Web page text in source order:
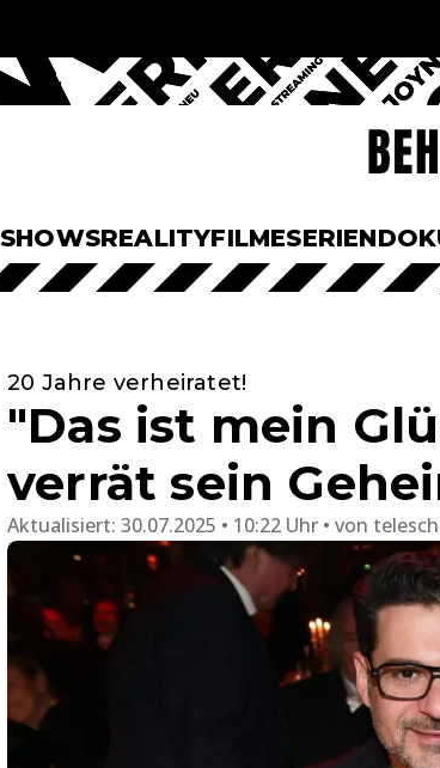
SHOWSREALITYFILMESERIEN
20 Jahre verheiratet!
"Das ist mein
verrät sein
Aktualisiert: 30.07.2025 • 10:22 Uhr von